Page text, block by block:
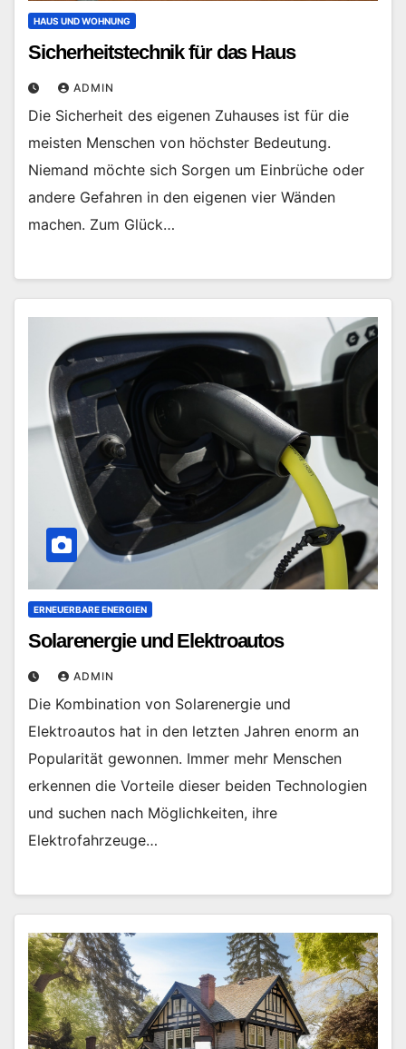
HAUS UND WOHNUNG
Sicherheitstechnik für das Haus
ADMIN
Die Sicherheit des eigenen Zuhauses ist für die
meisten Menschen von höchster Bedeutung.
Niemand möchte sich Sorgen um Einbrüche oder
andere Gefahren in den eigenen vier Wänden
machen. Zum Glück…
ERNEUERBARE ENERGIEN
Solarenergie und Elektroautos
ADMIN
Die Kombination von Solarenergie und
Elektroautos hat in den letzten Jahren enorm an
Popularität gewonnen. Immer mehr Menschen
erkennen die Vorteile dieser beiden Technologien
und suchen nach Möglichkeiten, ihre
Elektrofahrzeuge…